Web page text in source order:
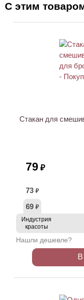
С этим
Стакан для
79 ₽
73 ₽
69 ₽
Индустрия
красоты
Нашли дешевле?
В